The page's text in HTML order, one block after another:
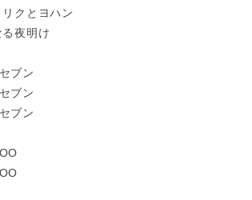
クとヨハン
夜明け
ブン
ブン
ブン